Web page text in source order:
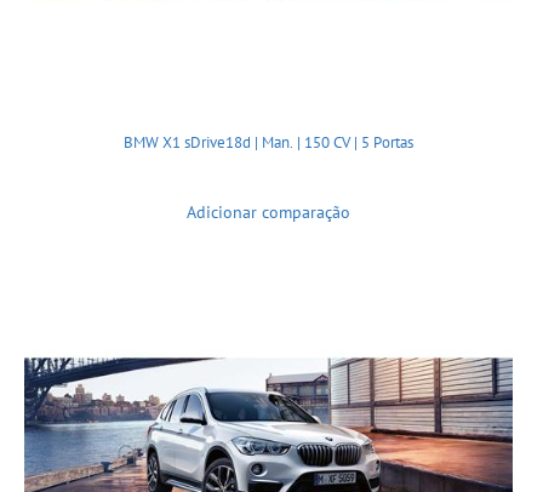
BMW X1 sDrive18d | Man. | 150 CV | 5 Portas
Adicionar comparação